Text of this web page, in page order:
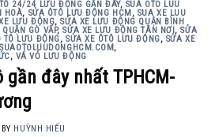
24/24 LƯU ĐỘNG GẦN ĐÂY, SUA OTO LUU
HOÀ, SỬA ÔTÔ LƯU ĐỘNG HCM, SUA XE LUU
LƯU ĐỘNG,SỬA XE LƯU ĐỘNG QUẬN BÌNH
GÒ VẤP,SỬA XE LƯU ĐỘNG TÂN NƠI,SỬA
TÔ LƯU ĐỘNG, SỬA XE ÔTÔ LƯU ĐỘNG, SỬA XE
SUAOTOLUUDONGHCM.COM,
, VÁ VỎ LƯU ĐỘNG
gần đây nhất TPHCM-
BY HUỲNH HIẾU